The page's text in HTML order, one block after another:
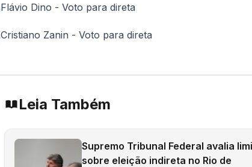
Flávio Dino - Voto para direta
Cristiano Zanin - Voto para direta
Leia Também
Supremo Tribunal Federal avalia
sobre eleição indireta no Rio de